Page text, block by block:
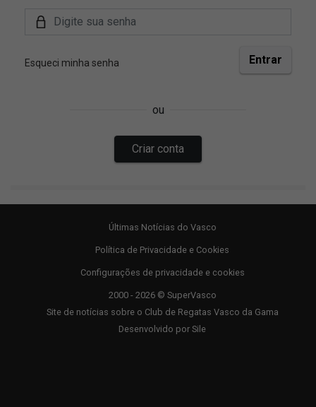
Últimas Notícias do Vasco
Política de Privacidade e Cookies
Configurações de privacidade e cookies
2000 - 2026 © SuperVasco
Site de notícias sobre o Club de Regatas Vasco da Gama
Desenvolvido por Sile